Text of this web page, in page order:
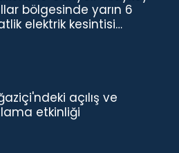
bölgesinde yarın 6
elektrik kesintisi…
açılış ve
etkinliği